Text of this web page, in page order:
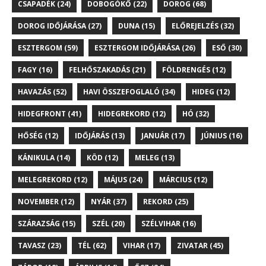
CSAPADÉK (24) DOBOGÓKŐ (22) DOROG (68)
DOROG IDŐJÁRÁSA(27) DUNA(15) ELŐREJELZÉS (32)
ESZTERGOM (59) ESZTERGOM IDŐJÁRÁSA(26) ESŐ (30)
FAGY (16) FELHŐSZAKADÁS (21) FÖLDRENGÉS (12)
HAVAZÁS (52) HAVI ÖSSZEFOGLALÓ (34) HIDEG (12)
HIDEGFRONT (41) HIDEGREKORD (12) HÓ (32)
HŐSÉG (12) IDŐJÁRÁS (13) JANUÁR (17) JÚNIUS (16)
KÁNIKULA(14) KÖD (12) MELEG (13)
MELEGREKORD (12) MÁJUS (24) MÁRCIUS (12)
NOVEMBER (12) NYÁR (37) REKORD (25)
SZÁRAZSÁG (15) SZÉL (20) SZÉLVIHAR (16)
TAVASZ (23) TÉL (62) VIHAR (17) ZIVATAR (45)